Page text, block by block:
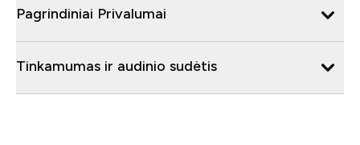
Pagrindiniai Privalumai
Tinkamumas ir audinio sudėtis